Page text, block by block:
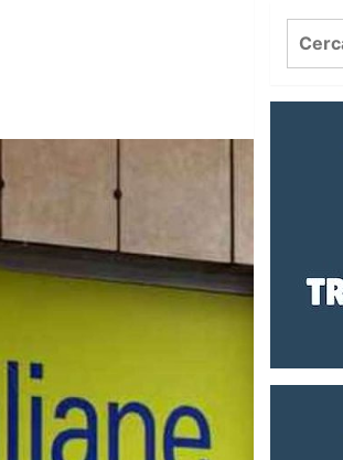
Ricerca